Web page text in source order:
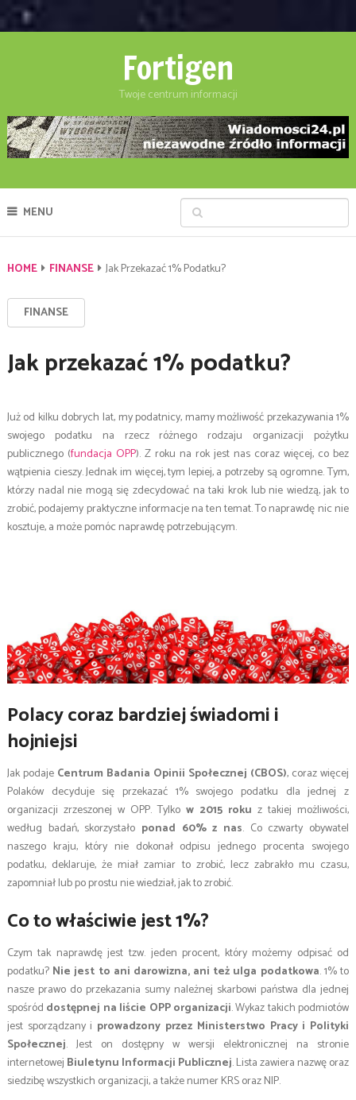
Fortigen
Twoje centrum informacji
MENU
HOME FINANSE Jak Przekazać 1% Podatku?
FINANSE
Jak przekazać 1% podatku?
Już od kilku dobrych lat, my podatnicy, mamy możliwość przekazywania 1%
swojego podatku na rzecz różnego rodzaju organizacji pożytku
publicznego (fundacja OPP). Z roku na rok jest nas coraz więcej, co bez
wątpienia cieszy. Jednak im więcej, tym lepiej, a potrzeby są ogromne. Tym,
którzy nadal nie mogą się zdecydować na taki krok lub nie wiedzą, jak to
zrobić, podajemy praktyczne informacje na ten temat. To naprawdę nic nie
kosztuje, a może pomóc naprawdę potrzebującym.
Polacy coraz bardziej świadomi i
hojniejsi
Jak podaje Centrum Badania Opinii Społecznej (CBOS), coraz więcej
Polaków decyduje się przekazać 1% swojego podatku dla jednej z
organizacji zrzeszonej w OPP. Tylko w 2015 roku z takiej możliwości,
według badań, skorzystało ponad 60% z nas. Co czwarty obywatel
naszego kraju, który nie dokonał odpisu jednego procenta swojego
podatku, deklaruje, że miał zamiar to zrobić, lecz zabrakło mu czasu,
zapomniał lub po prostu nie wiedział, jak to zrobić.
Co to właściwie jest 1%?
Czym tak naprawdę jest tzw. jeden procent, który możemy odpisać od
podatku? Nie jest to ani darowizna, ani też ulga podatkowa. 1% to
nasze prawo do przekazania sumy należnej skarbowi państwa dla jednej
spośród dostępnej na liście OPP organizacji. Wykaz takich podmiotów
jest sporządzany i prowadzony przez Ministerstwo Pracy i Polityki
Społecznej. Jest on dostępny w wersji elektronicznej na stronie
internetowej Biuletynu Informacji Publicznej. Lista zawiera nazwę oraz
siedzibę wszystkich organizacji, a także numer KRS oraz NIP.